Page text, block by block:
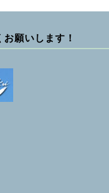
願いします！